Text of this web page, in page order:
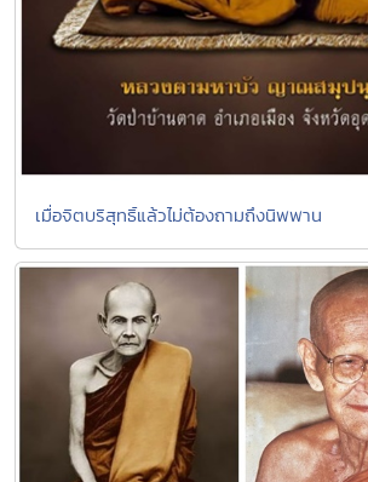
เมื่อจิตบริสุทธิ์แล้วไม่ต้องถามถึงนิพพาน